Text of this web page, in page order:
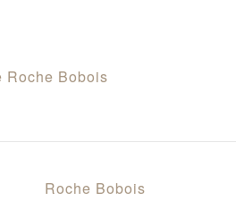
Roche Bobois
Roche Bobois